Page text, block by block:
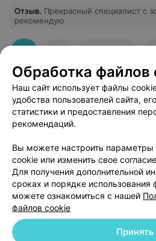
Отзыв. Прекрасный специалист с
рекомендую
Добавить
Обработка файлов
Наш сайт использует файлы
удобства пользователей сайта,
статистики и предоставления
рекомендаций.
Вы можете настроить параметры
cookie или изменить свое
Для получения дополнительной
сроках и порядке использования
можете ознакомиться с нашей
файлов cookie
Принять